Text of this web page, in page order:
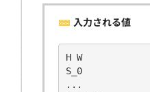
入力される値
H W
S_0
...